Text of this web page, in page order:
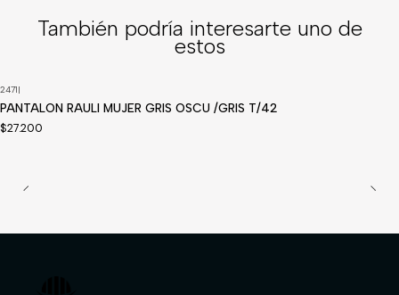
También podría interesarte uno de
estos
2471|
PANTALON RAULI MUJER GRIS OSCU /GRIS T/42
$27.200